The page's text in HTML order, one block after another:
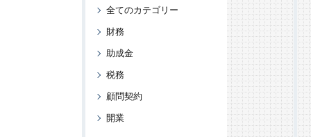
全てのカテゴリー
財務
助成金
税務
顧問契約
開業